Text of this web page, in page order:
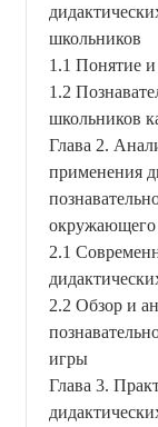
школьников
1.1 Понятие
1.2
школьников
Глава 2.
применения
окружающего
2.1
2.2 Обзор и
игры
Глава 3.